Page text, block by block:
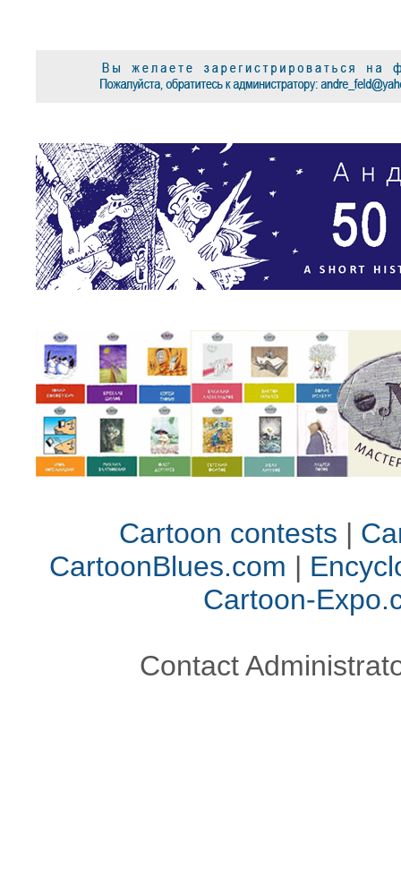
Cartoon contests |
CartoonBlues.com |
Cartoon-
Contact